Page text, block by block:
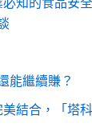
能繼續賺？
結合，「塔